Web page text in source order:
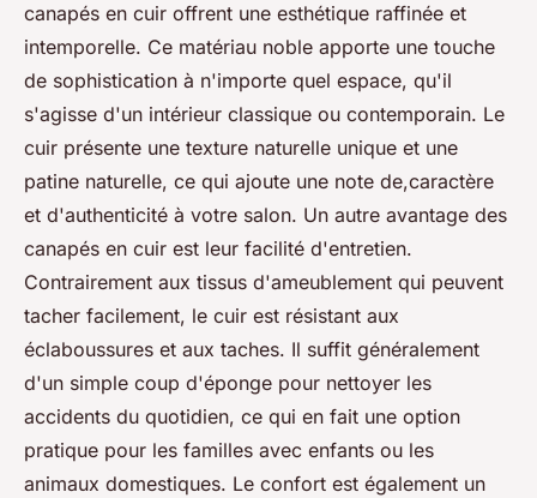
canapés en cuir offrent une esthétique raffinée et
intemporelle. Ce matériau noble apporte une touche
de sophistication à n'importe quel espace, qu'il
s'agisse d'un intérieur classique ou contemporain. Le
cuir présente une texture naturelle unique et une
patine naturelle, ce qui ajoute une note de,caractère
et d'authenticité à votre salon. Un autre avantage des
canapés en cuir est leur facilité d'entretien.
Contrairement aux tissus d'ameublement qui peuvent
tacher facilement, le cuir est résistant aux
éclaboussures et aux taches. Il suffit généralement
d'un simple coup d'éponge pour nettoyer les
accidents du quotidien, ce qui en fait une option
pratique pour les familles avec enfants ou les
animaux domestiques. Le confort est également un